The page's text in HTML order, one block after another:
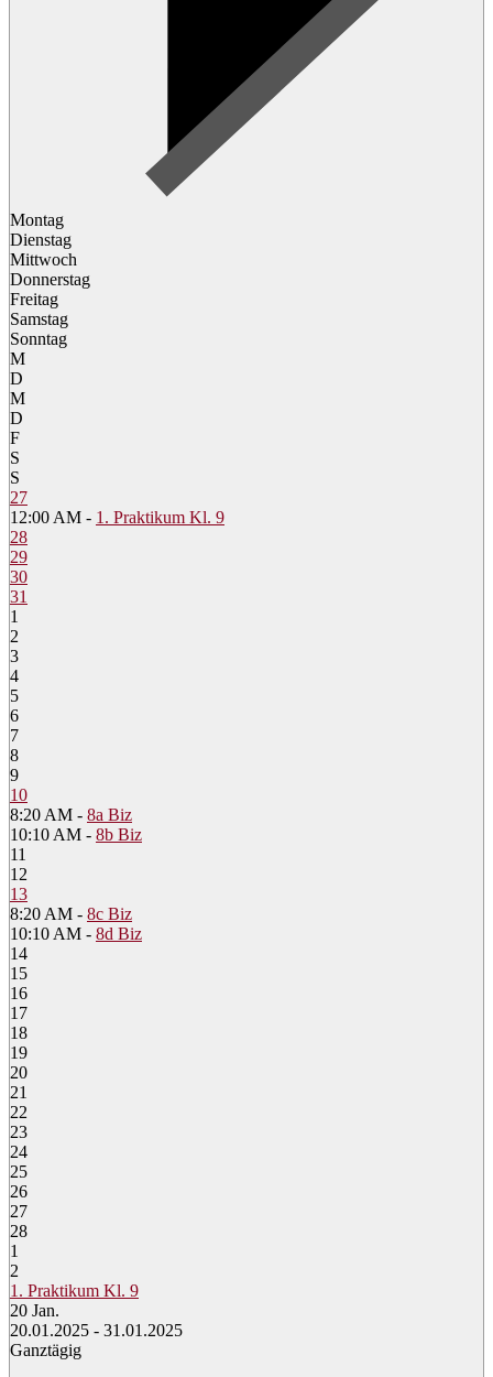
Montag
Dienstag
Mittwoch
Donnerstag
Freitag
Samstag
Sonntag
M
D
M
D
F
S
S
27
12:00 AM - 1. Praktikum Kl. 9
28
29
30
31
1
2
3
4
5
6
7
8
9
10
8:20 AM - 8a Biz
10:10 AM - 8b Biz
11
12
13
8:20 AM - 8c Biz
10:10 AM - 8d Biz
14
15
16
17
18
19
20
21
22
23
24
25
26
27
28
1
2
1. Praktikum Kl. 9
20 Jan.
20.01.2025 - 31.01.2025
Ganztägig